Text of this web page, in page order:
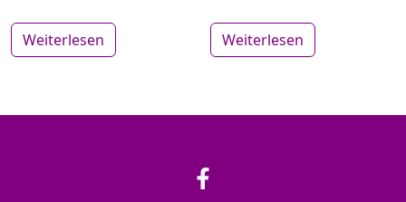
Weiterlesen Weiterlesen